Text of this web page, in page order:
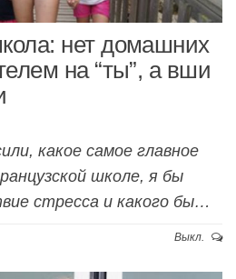
нет домашних
на “ты”, а вши
какое самое главное
школе, я бы
стресса и какого бы…
Выкл.